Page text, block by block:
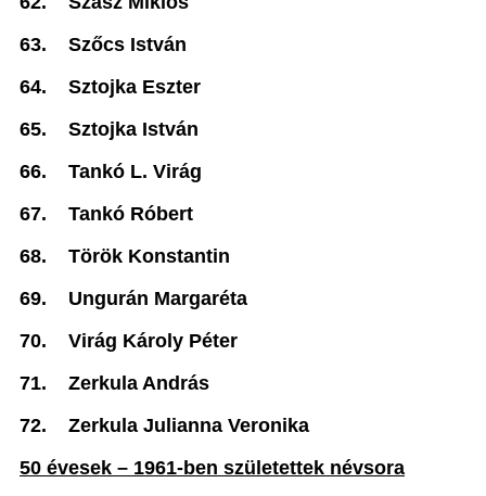
63.
Szőcs István
64.
Sztojka Eszter
65.
Sztojka István
66.
Tankó L. Virág
67.
Tankó Róbert
68.
Török Konstantin
69.
Ungurán Margaréta
70.
Virág Károly Péter
71.
Zerkula András
72.
Zerkula Julianna Veronika
50 évesek – 1961-ben születettek névsora